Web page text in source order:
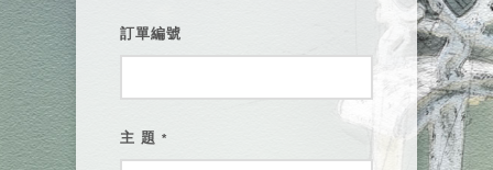
訂單編號
主 題 *